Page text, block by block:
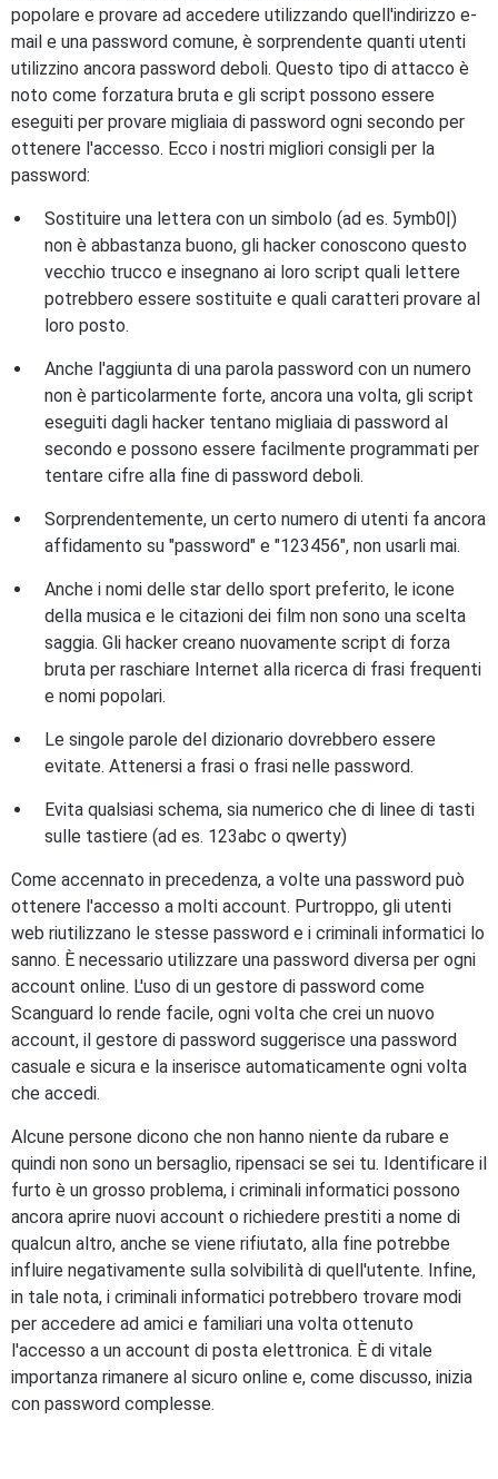
popolare e provare ad accedere utilizzando quell'indirizzo e-
mail e una password comune, è sorprendente quanti utenti
utilizzino ancora password deboli. Questo tipo di attacco è
noto come forzatura bruta e gli script possono essere
eseguiti per provare migliaia di password ogni secondo per
ottenere l'accesso. Ecco i nostri migliori consigli per la
password:
Sostituire una lettera con un simbolo (ad es. 5ymb0|)
non è abbastanza buono, gli hacker conoscono questo
vecchio trucco e insegnano ai loro script quali lettere
potrebbero essere sostituite e quali caratteri provare al
loro posto.
Anche l'aggiunta di una parola password con un numero
non è particolarmente forte, ancora una volta, gli script
eseguiti dagli hacker tentano migliaia di password al
secondo e possono essere facilmente programmati per
tentare cifre alla fine di password deboli.
Sorprendentemente, un certo numero di utenti fa ancora
affidamento su "password" e "123456", non usarli mai.
Anche i nomi delle star dello sport preferito, le icone
della musica e le citazioni dei film non sono una scelta
saggia. Gli hacker creano nuovamente script di forza
bruta per raschiare Internet alla ricerca di frasi frequenti
e nomi popolari.
Le singole parole del dizionario dovrebbero essere
evitate. Attenersi a frasi o frasi nelle password.
Evita qualsiasi schema, sia numerico che di linee di tasti
sulle tastiere (ad es. 123abc o qwerty)
Come accennato in precedenza, a volte una password può
ottenere l'accesso a molti account. Purtroppo, gli utenti
web riutilizzano le stesse password e i criminali informatici lo
sanno. È necessario utilizzare una password diversa per ogni
account online. L'uso di un gestore di password come
Scanguard lo rende facile, ogni volta che crei un nuovo
account, il gestore di password suggerisce una password
casuale e sicura e la inserisce automaticamente ogni volta
che accedi.
Alcune persone dicono che non hanno niente da rubare e
quindi non sono un bersaglio, ripensaci se sei tu. Identificare il
furto è un grosso problema, i criminali informatici possono
ancora aprire nuovi account o richiedere prestiti a nome di
qualcun altro, anche se viene rifiutato, alla fine potrebbe
influire negativamente sulla solvibilità di quell'utente. Infine,
in tale nota, i criminali informatici potrebbero trovare modi
per accedere ad amici e familiari una volta ottenuto
l'accesso a un account di posta elettronica. È di vitale
importanza rimanere al sicuro online e, come discusso, inizia
con password complesse.